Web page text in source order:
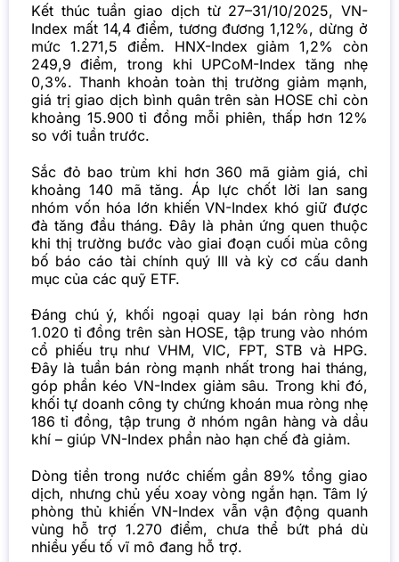
Kết thúc tuần giao dịch từ 27–31/10/2025, VN-
Index mất 14,4 điểm, tương đương 1,12%, dừng ở
mức 1.271,5 điểm. HNX-Index giảm 1,2% còn
249,9 điểm, trong khi UPCoM-Index tăng nhẹ
0,3%. Thanh khoản toàn thị trường giảm mạnh,
giá trị giao dịch bình quân trên sàn HOSE chỉ còn
khoảng 15.900 tỉ đồng mỗi phiên, thấp hơn 12%
so với tuần trước.
Sắc đỏ bao trùm khi hơn 360 mã giảm giá, chỉ
khoảng 140 mã tăng. Áp lực chốt lời lan sang
nhóm vốn hóa lớn khiến VN-Index khó giữ được
đà tăng đầu tháng. Đây là phản ứng quen thuộc
khi thị trường bước vào giai đoạn cuối mùa công
bố báo cáo tài chính quý III và kỳ cơ cấu danh
mục của các quỹ ETF.
Đáng chú ý, khối ngoại quay lại bán ròng hơn
1.020 tỉ đồng trên sàn HOSE, tập trung vào nhóm
cổ phiếu trụ như VHM, VIC, FPT, STB và HPG.
Đây là tuần bán ròng mạnh nhất trong hai tháng,
góp phần kéo VN-Index giảm sâu. Trong khi đó,
khối tự doanh công ty chứng khoán mua ròng nhẹ
186 tỉ đồng, tập trung ở nhóm ngân hàng và dầu
khí – giúp VN-Index phần nào hạn chế đà giảm.
Dòng tiền trong nước chiếm gần 89% tổng giao
dịch, nhưng chủ yếu xoay vòng ngắn hạn. Tâm lý
phòng thủ khiến VN-Index vẫn vận động quanh
vùng hỗ trợ 1.270 điểm, chưa thể bứt phá dù
nhiều yếu tố vĩ mô đang hỗ trợ.